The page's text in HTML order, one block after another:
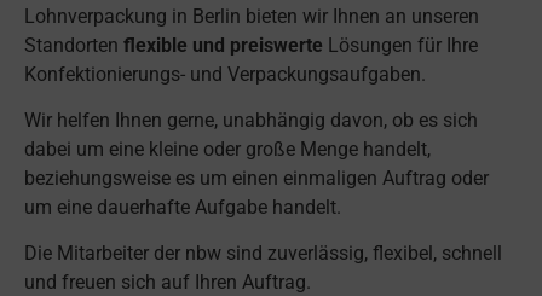
Lohnverpackung in Berlin bieten wir Ihnen an unseren
Standorten flexible und preiswerte Lösungen für Ihre
Konfektionierungs- und Verpackungsaufgaben.
Wir helfen Ihnen gerne, unabhängig davon, ob es sich
dabei um eine kleine oder große Menge handelt,
beziehungsweise es um einen einmaligen Auftrag oder
um eine dauerhafte Aufgabe handelt.
Die Mitarbeiter der nbw sind zuverlässig, flexibel, schnell
und freuen sich auf Ihren Auftrag.